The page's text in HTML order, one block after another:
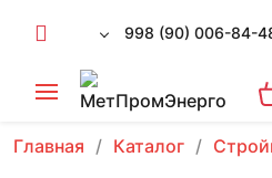
998 (90) 006-84-
Главная Каталог